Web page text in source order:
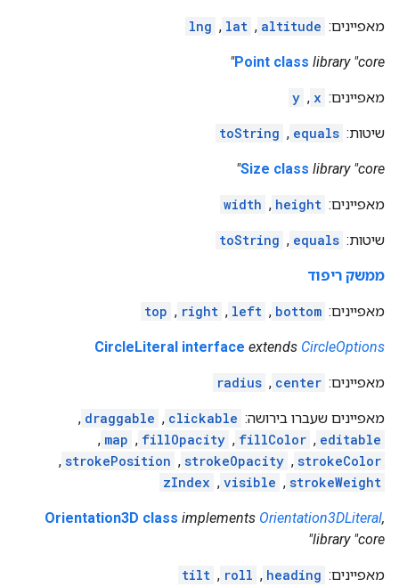
מאפיינים: altitude
,
lat
,
lng
Point class library "core"
מאפיינים: x
,
y
שיטות: equals
,
toString
Size class library "core"
מאפיינים: height
,
width
שיטות: equals
,
toString
ממשק ריפוד
מאפיינים: bottom
,
left
,
right
,
top
CircleLiteral interface extends CircleOptions
מאפיינים: center
,
radius
מאפיינים שעברו בירושה: clickable
,
draggable
,
editable
,
fillColor
,
fillOpacity
,
map
,
strokeColor
,
strokeOpacity
,
strokePosition
,
strokeWeight
,
visible
,
zIndex
Orientation3D class implements Orientation3DLiteral,
library "core"
מאפיינים: heading
,
roll
,
tilt